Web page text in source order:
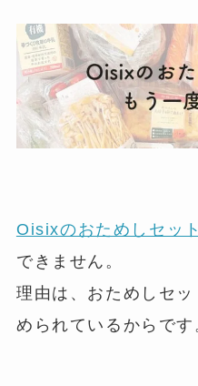
Oisixのおためしセット
できません。
理由は、おためしセ
められているからです